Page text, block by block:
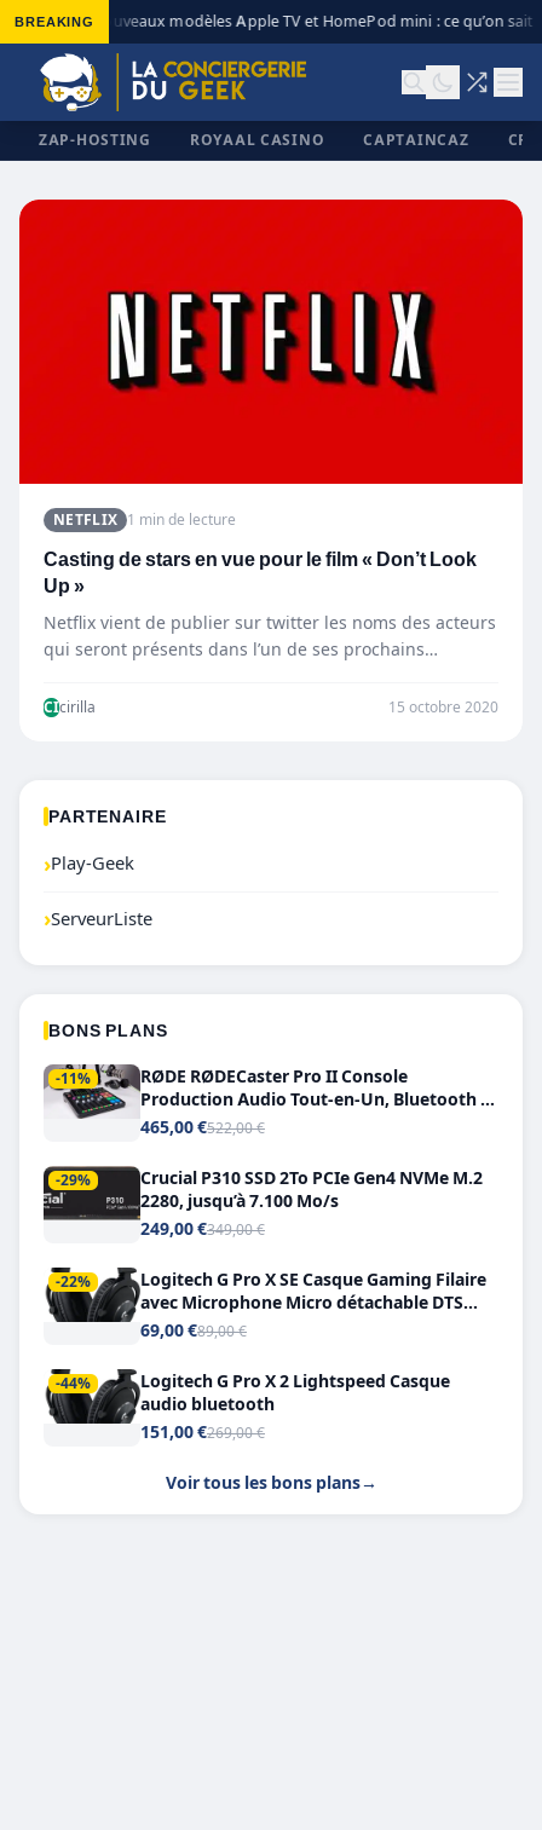
BREAKING
◆ Nouveaux modèles Apple TV et HomePod mini : ce qu’on sait
ZAP-HOSTING ROYAAL CASINO CAPTAINCAZ
✕
NETFLIX 1 min de lecture
Casting de stars en vue pour le film « Don’t Look
Up »
Netflix vient de publier sur twitter les noms des acteurs
qui seront présents dans l’un de ses prochains…
CIcirilla 15 octobre 2020
PARTENAIRE
›Play-Geek
›ServeurListe
BONS PLANS
-11%
RØDE RØDECaster Pro II Console
Production Audio Tout-en-Un, Bluetooth et
Double USB-C
465,00 €522,00 €
-29%
Crucial P310 SSD 2To PCIe Gen4 NVMe M.2
2280, jusqu’à 7.100 Mo/s
249,00 €349,00 €
-22%
Logitech G Pro X SE Casque Gaming Filaire
avec Microphone Micro détachable DTS
Headphone X 7.1
69,00 €89,00 €
-44%
Logitech G Pro X 2 Lightspeed Casque
audio bluetooth
151,00 €269,00 €
Voir tous les bons plans→